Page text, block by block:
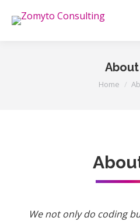
About
You are
Home
We not only do coding